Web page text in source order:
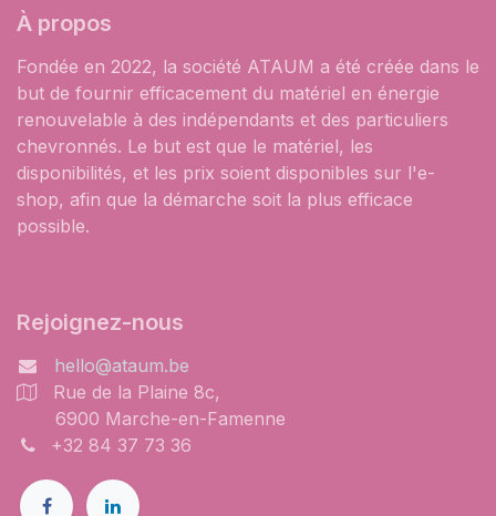
À propos
Fondée en 2022, la société ATAUM a été créée dans le
but de fournir efficacement du matériel en énergie
renouvelable à des indépendants et des particuliers
chevronnés. Le but est que le matériel, les
disponibilités, et les prix soient disponibles sur l'e-
shop, afin que la démarche soit la plus efficace
possible.
Rejoignez-nous
hello@ataum.be
Rue de la Plaine 8c,
6900 Marche-en-Famenne
+32 84 37 73 36